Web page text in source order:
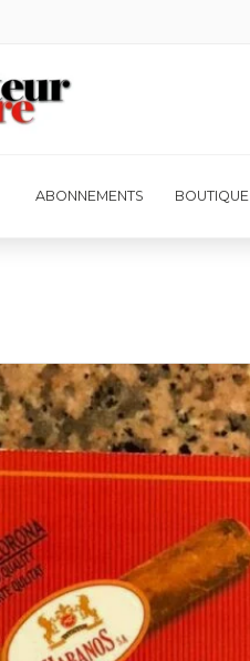
ABONNEMENTS BOUTIQUE